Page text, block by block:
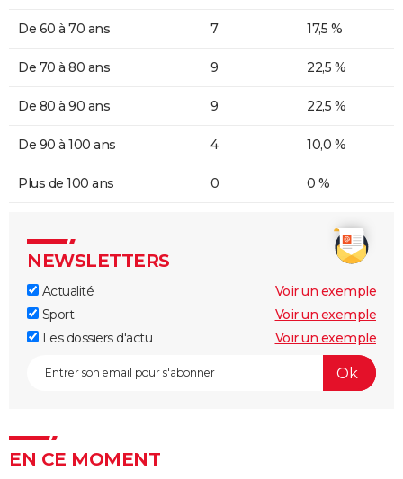
De 60 à 70 ans 7 17,5 %
De 70 à 80 ans 9 22,5 %
De 80 à 90 ans 9 22,5 %
De 90 à 100 ans 4 10,0 %
Plus de 100 ans 0 0 %
NEWSLETTERS
Actualité
Voir un exemple
Sport
Voir un exemple
Les dossiers d'actu
Voir un exemple
EN CE MOMENT